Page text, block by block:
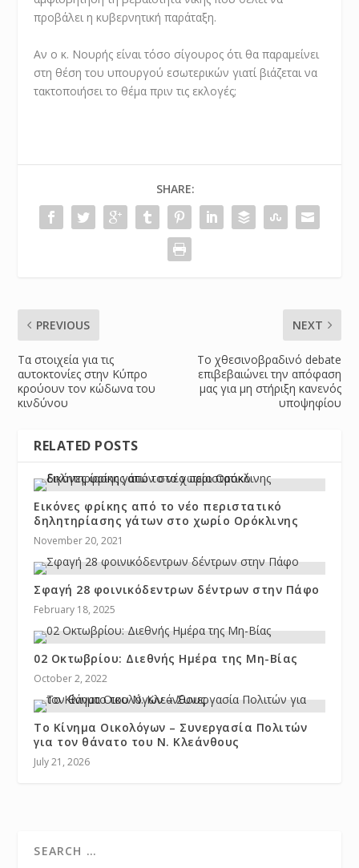
προβάλει η κυβερνητική παράταξη.
Αν ο κ. Νουρής είναι τόσο σίγουρος ότι θα παραμείνει
στη θέση του υπουργού εσωτερικών γιατί βιάζεται να
τακτοποιήσει το θέμα πριν τις εκλογές;
SHARE:
PREVIOUS
Τα στοιχεία για τις
αυτοκτονίες στην Κύπρο
κρούουν τον κώδωνα του
κινδύνου
NEXT
Το χθεσινοβραδινό debate
επιβεβαιώνει την απόφαση
μας για μη στήριξη κανενός
υποψηφίου
RELATED POSTS
Εικόνες φρίκης από το νέο περιστατικό
δηλητηρίασης γάτων στο χωρίο Ορόκλινης
November 20, 2021
Σφαγή 28 φοινικόδεντρων δέντρων στην Πάφο
February 18, 2025
02 Οκτωβρίου: Διεθνής Ημέρα της Μη-Βίας
October 2, 2022
Το Κίνημα Οικολόγων – Συνεργασία Πολιτών
για τον θάνατο του Ν. Κλεάνθους
July 21, 2026